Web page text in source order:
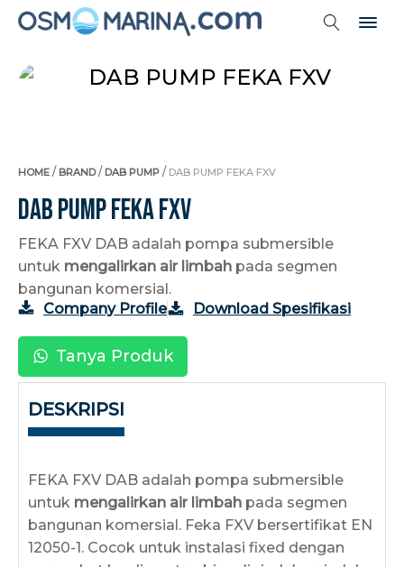
HOME / BRAND/ DAB PUMP / DAB PUMP FEKA FXV
DAB PUMP FEKA FXV
FEKA FXV DAB adalah pompa submersible
untuk mengalirkan air limbah pada segmen
bangunan komersial.
Company Profile
Download Spesifikasi
Tanya Produk
DESKRIPSI
FEKA FXV DAB adalah pompa submersible
untuk mengalirkan air limbah pada segmen
bangunan komersial. Feka FXV bersertifikat EN
12050-1. Cocok untuk instalasi fixed dengan